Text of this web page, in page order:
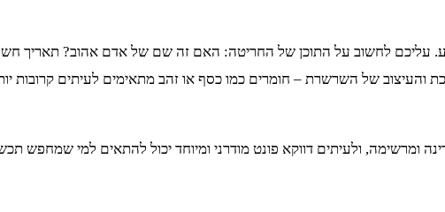
לחשוב על התוכן של החריטה: האם זה שם של אדם אהוב? תאריך
של השרשרת – חומרים כמו כסף או זהב מתאימים לעיתים קרובות
ולעיתים דווקא פונט מודרני ומיוחד יכול להתאים למי שמחפש